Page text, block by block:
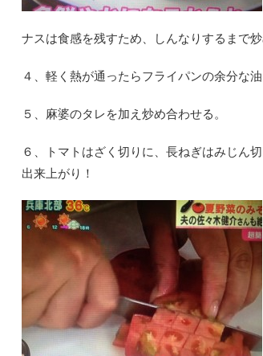
ナスは食感を残すため、しんなりするまで
４、軽く熱が通ったらフライパンの余分な
５、麻婆のタレを加え炒め合わせる。
６、トマトはざく切りに、長ねぎはみじん
出来上がり！